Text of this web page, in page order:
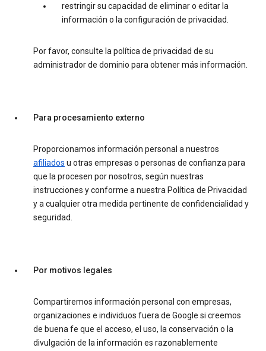
restringir su capacidad de eliminar o editar la
información o la configuración de privacidad.
Por favor, consulte la política de privacidad de su
administrador de dominio para obtener más información.
Para procesamiento externo
Proporcionamos información personal a nuestros
afiliados u otras empresas o personas de confianza para
que la procesen por nosotros, según nuestras
instrucciones y conforme a nuestra Política de Privacidad
y a cualquier otra medida pertinente de confidencialidad y
seguridad.
Por motivos legales
Compartiremos información personal con empresas,
organizaciones e individuos fuera de Google si creemos
de buena fe que el acceso, el uso, la conservación o la
divulgación de la información es razonablemente